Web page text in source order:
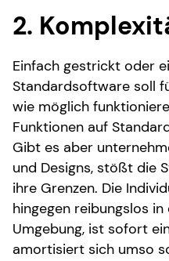
2.
Einfach gestrickt oder
Standardsoftware soll
wie möglich
Funktionen auf
Gibt es aber
und Designs, stößt die
ihre Grenzen. Die
hingegen reibungslos
Umgebung, ist sofort
amortisiert sich umso